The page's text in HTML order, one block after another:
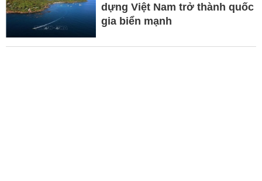
dựng Việt Nam trở thành quốc
gia biển mạnh